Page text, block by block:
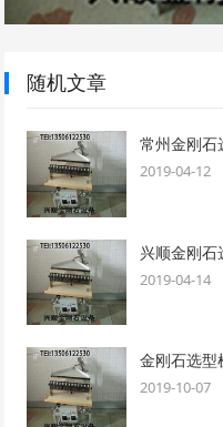
随机文章
常州金刚石
2019-04-12
兴顺金刚石
2019-04-14
金刚石选型
2019-10-07